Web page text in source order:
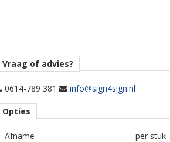
Vraag of advies?
0614-789 381 info@sign4sign.nl
Opties
Afname per stuk